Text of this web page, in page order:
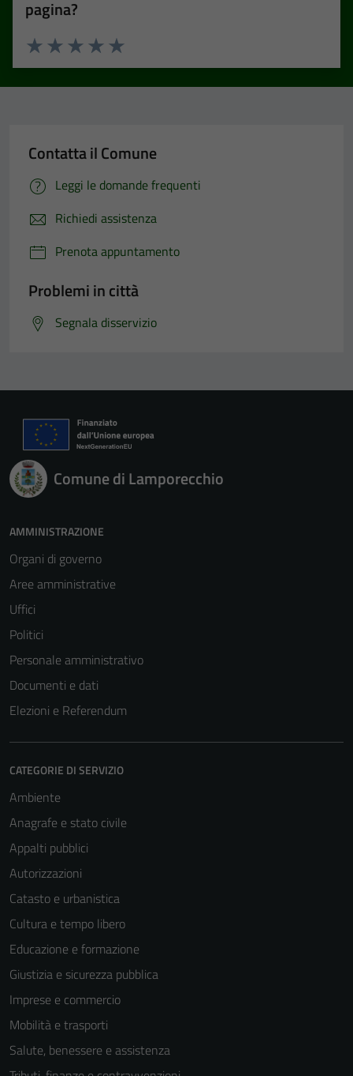
pagina?
Valuta 5 stelle su 5
Valuta 4 stelle su 5
Valuta 3 stelle su 5
Valuta 2 stelle su 5
Valuta 1 stelle su 5
Contatta il Comune
Leggi le domande frequenti
Richiedi assistenza
Prenota appuntamento
Problemi in città
Segnala disservizio
Comune di Lamporecchio
AMMINISTRAZIONE
Organi di governo
Aree amministrative
Uffici
Politici
Personale amministrativo
Documenti e dati
Elezioni e Referendum
CATEGORIE DI SERVIZIO
Ambiente
Anagrafe e stato civile
Appalti pubblici
Autorizzazioni
Catasto e urbanistica
Cultura e tempo libero
Educazione e formazione
Giustizia e sicurezza pubblica
Imprese e commercio
Mobilità e trasporti
Salute, benessere e assistenza